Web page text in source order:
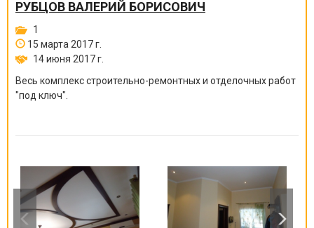
РУБЦОВ ВАЛЕРИЙ БОРИСОВИЧ
1
15 марта 2017 г.
14 июня 2017 г.
Весь комплекс строительно-ремонтных и отделочных работ
"под ключ".